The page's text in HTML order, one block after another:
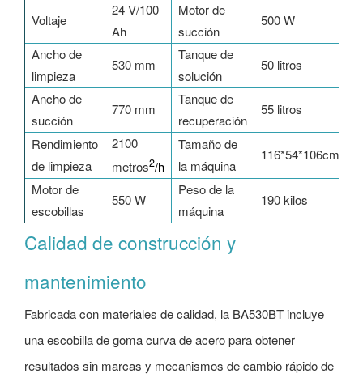
Voltaje
24 V/100
Ah
Motor de
succión
500 W
Ancho de
limpieza
530 mm
Tanque de
solución
50 litros
Ancho de
succión
770 mm
Tanque de
recuperación
55 litros
Rendimiento
de limpieza
2100
metros2/h
Tamaño de
la máquina
116*54*106cm
Motor de
escobillas
550 W
Peso de la
máquina
190 kilos
Calidad de construcción y
mantenimiento
Fabricada con materiales de calidad, la BA530BT incluye
una escobilla de goma curva de acero para obtener
resultados sin marcas y mecanismos de cambio rápido de